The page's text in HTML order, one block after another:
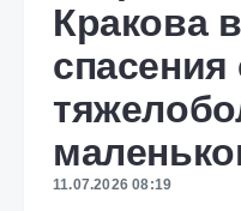
Кракова
спасения
11.07.2026 08:19